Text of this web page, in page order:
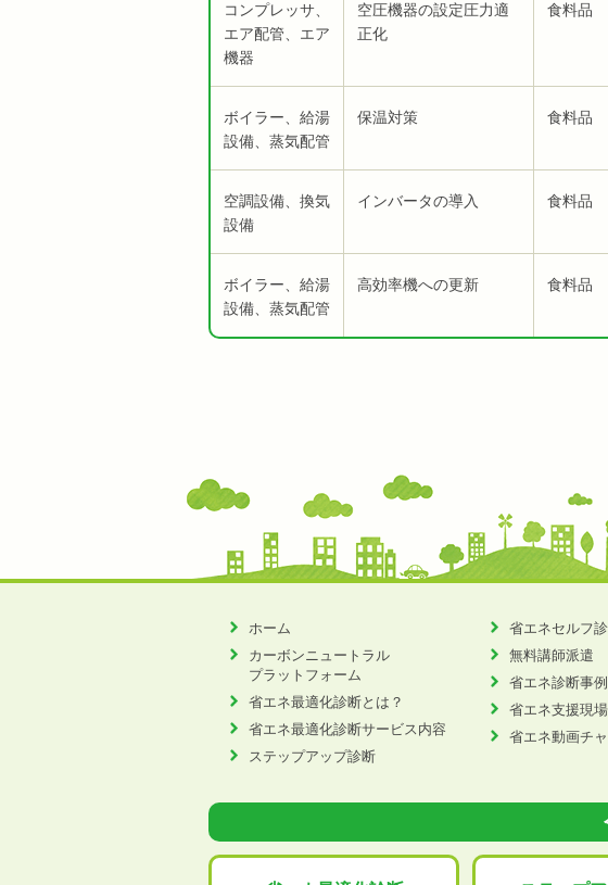
コンプレッサ、
エア配管、エア
機器
空圧機器の設定圧力適
正化
食料品
ボイラー、給湯
設備、蒸気配管
保温対策 食料品
空調設備、換気
設備
インバータの導入 食料品
ボイラー、給湯
設備、蒸気配管
高効率機への更新 食料品
ホーム
カーボンニュートラル
プラットフォーム
省エネ最適化診断とは？
省エネ最適化診断サービス内容
ステップアップ診断
省エネセルフ
無料講師派遣
省エネ診断事例
省エネ支援現
省エネ動画チ